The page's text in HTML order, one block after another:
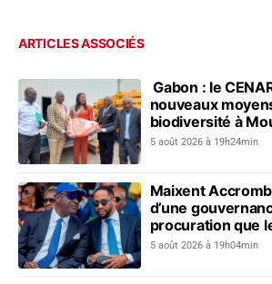
ARTICLES ASSOCIÉS
Gabon : le
nouveaux
biodiversité à
5 août 2026 à 19h24min
Maixent
d’une
procuration que
plus revivre
5 août 2026 à 19h04min